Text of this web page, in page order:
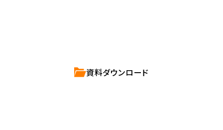
資料ダウンロード